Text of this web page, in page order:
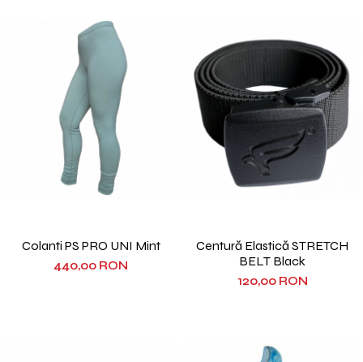
Colanti PS PRO UNI Mint
440,00 RON
Centură Elastică STRETCH
BELT Black
120,00 RON